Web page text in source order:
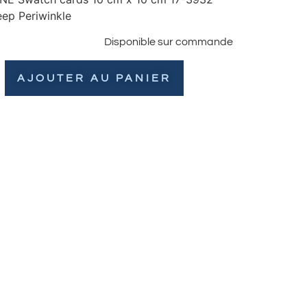
Periwinkle
Disponible sur commande
AJOUTER AU PANIER